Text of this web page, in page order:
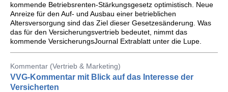
kommende Betriebsrenten-Stärkungsgesetz optimistisch. Neue
Anreize für den Auf- und Ausbau einer betrieblichen
Altersversorgung sind das Ziel dieser Gesetzesänderung. Was
das für den Versicherungsvertrieb bedeutet, nimmt das
kommende VersicherungsJournal Extrablatt unter die Lupe.
Kommentar (Vertrieb & Marketing)
VVG-Kommentar mit Blick auf das Interesse der
Versicherten